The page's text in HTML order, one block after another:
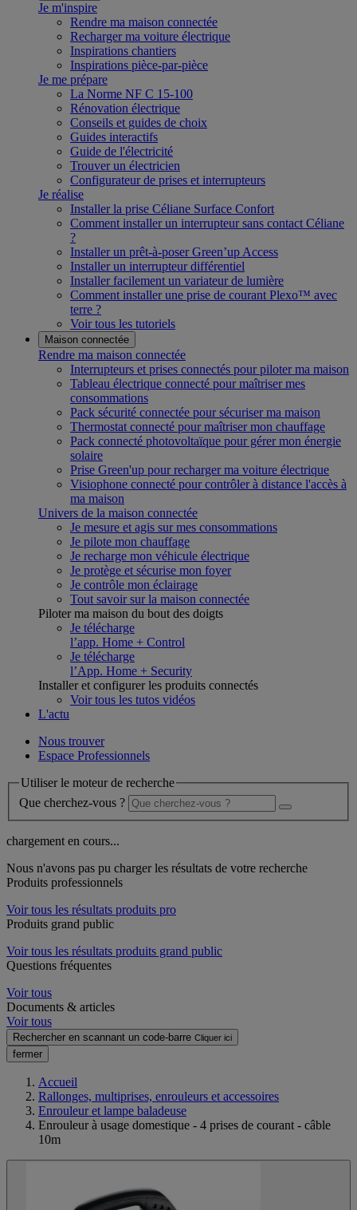
Je m'inspire
Rendre ma maison connectée
Recharger ma voiture électrique
Inspirations chantiers
Inspirations pièce-par-pièce
Je me prépare
La Norme NF C 15-100
Rénovation électrique
Conseils et guides de choix
Guides interactifs
Guide de l'électricité
Trouver un électricien
Configurateur de prises et interrupteurs
Je réalise
Installer la prise Céliane Surface Confort
Comment installer un interrupteur sans contact Céliane
?
Installer un prêt-à-poser Green’up Access
Installer un interrupteur différentiel
Installer facilement un variateur de lumière
Comment installer une prise de courant Plexo™ avec
terre ?
Voir tous les tutoriels
Maison connectée
Rendre ma maison connectée
Interrupteurs et prises connectés pour piloter ma maison
Tableau électrique connecté pour maîtriser mes
consommations
Pack sécurité connectée pour sécuriser ma maison
Thermostat connecté pour maîtriser mon chauffage
Pack connecté photovoltaïque pour gérer mon énergie
solaire
Prise Green'up pour recharger ma voiture électrique
Visiophone connecté pour contrôler à distance l'accès à
ma maison
Univers de la maison connectée
Je mesure et agis sur mes consommations
Je pilote mon chauffage
Je recharge mon véhicule électrique
Je protège et sécurise mon foyer
Je contrôle mon éclairage
Tout savoir sur la maison connectée
Piloter ma maison du bout des doigts
Je télécharge
l’app. Home + Control
Je télécharge
l’App. Home + Security
Installer et configurer les produits connectés
Voir tous les tutos vidéos
L'actu
Nous trouver
Espace Professionnels
Utiliser le moteur de recherche
Que cherchez-vous ?
chargement en cours...
Nous n'avons pas pu charger les résultats de votre recherche
Produits professionnels
Voir tous les résultats produits pro
Produits grand public
Voir tous les résultats produits grand public
Questions fréquentes
Voir tous
Documents & articles
Voir tous
Rechercher en scannant un code-barre Cliquer ici
fermer
Accueil
Rallonges, multiprises, enrouleurs et accessoires
Enrouleur et lampe baladeuse
Enrouleur à usage domestique - 4 prises de courant - câble
10m